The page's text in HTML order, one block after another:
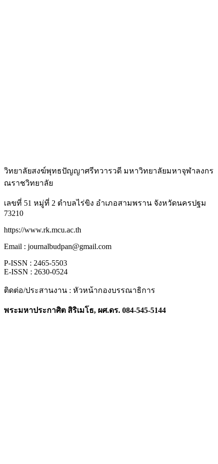
วิทยาลัยสงฆ์พุทธปัญญาศรีทวารวดี มหาวิทยาลัยมหาจุฬาลงกร
ณราชวิทยาลัย
เลขที่ 51 หมู่ที่ 2 ตำบลไร่ขิง อำเภอสามพราน จังหวัดนครปฐม
73210
https://www.rk.mcu.ac.th
Email : journalbudpan@gmail.com
P-ISSN : 2465-5503
E-ISSN : 2630-0524
ติดต่อ/ประสานงาน : หัวหน้ากองบรรณาธิการ
พระมหาประกาศิต สิริเมโธ, ผศ.ดร. 084-545-5144